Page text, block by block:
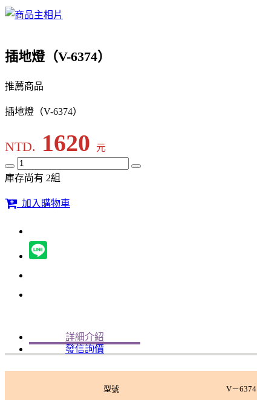
插地燈（V-6374）
推薦商品
插地燈（V-6374）
NTD. 1620 元
庫存尚有 2組
加入購物車
詳細介紹
發信詢價
型號 V－6374